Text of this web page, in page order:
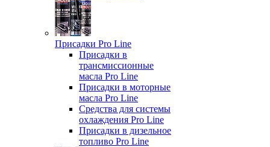
Присадки Pro Line
Присадки в
трансмиссионные
масла Pro Line
Присадки в моторные
масла Pro Line
Средства для системы
охлаждения Pro Line
Присадки в дизельное
топливо Pro Line